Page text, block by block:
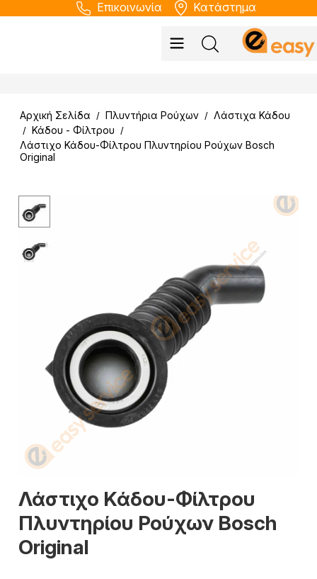
Επικοινωνία Κατάστημα
Αρχική Σελίδα / Πλυντήρια Ρούχων / Λάστιχα Κάδου
/ Κάδου - Φίλτρου /
Λάστιχο Κάδου-Φίλτρου Πλυντηρίου Ρούχων Bosch
Original
Λάστιχο Κάδου-Φίλτρου
Πλυντηρίου Ρούχων Bosch
Original